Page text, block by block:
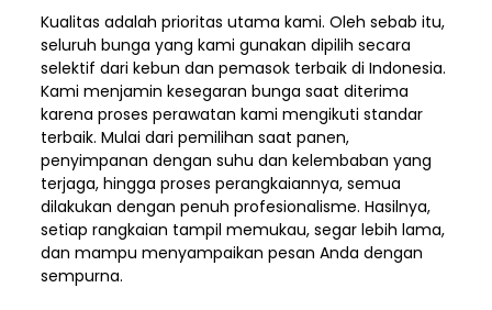
Kualitas adalah prioritas utama kami. Oleh sebab itu,
seluruh bunga yang kami gunakan dipilih secara
selektif dari kebun dan pemasok terbaik di Indonesia.
Kami menjamin kesegaran bunga saat diterima
karena proses perawatan kami mengikuti standar
terbaik. Mulai dari pemilihan saat panen,
penyimpanan dengan suhu dan kelembaban yang
terjaga, hingga proses perangkaiannya, semua
dilakukan dengan penuh profesionalisme. Hasilnya,
setiap rangkaian tampil memukau, segar lebih lama,
dan mampu menyampaikan pesan Anda dengan
sempurna.